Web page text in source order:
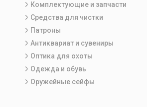
Комплектующие и запчасти
Средства для чистки
Патроны
Антиквариат и сувениры
Оптика для охоты
Одежда и обувь
Оружейные сейфы